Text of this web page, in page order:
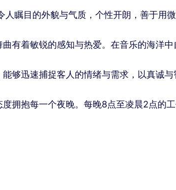
人瞩目的外貌与气质，个性开朗，善于用
有着敏锐的感知与热爱。在音乐的海洋
够迅速捕捉客人的情绪与需求，以真诚
度拥抱每一个夜晚。每晚8点至凌晨2点的